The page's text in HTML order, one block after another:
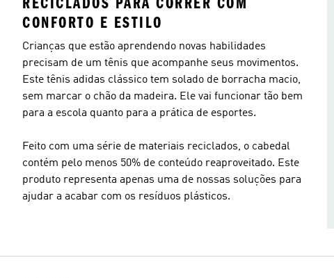
CONFORTO E ESTILO
Crianças que estão aprendendo novas habilidades
precisam de um tênis que acompanhe seus movimentos.
Este tênis adidas clássico tem solado de borracha macio,
sem marcar o chão da madeira. Ele vai funcionar tão bem
para a escola quanto para a prática de esportes.
Feito com uma série de materiais reciclados, o cabedal
contém pelo menos 50% de conteúdo reaproveitado. Este
produto representa apenas uma de nossas soluções para
ajudar a acabar com os resíduos plásticos.